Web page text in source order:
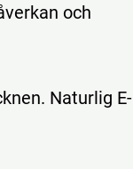
och
Naturlig E-